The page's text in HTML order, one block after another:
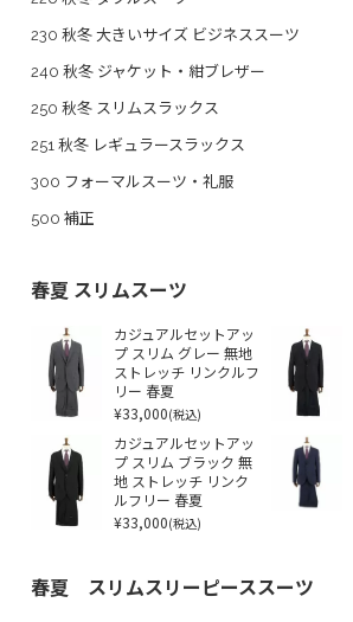
230 秋冬 大きいサイズ ビジネススーツ
240 秋冬 ジャケット・紺ブレザー
250 秋冬 スリムスラックス
251 秋冬 レギュラースラックス
300 フォーマルスーツ・礼服
500 補正
春夏 スリムスーツ
カジュアルセットアッ
プ スリム グレー 無地
ストレッチ リンクルフ
リー 春夏
¥33,000(税込)
カジュアルセットアッ
プ スリム ブラック 無
地 ストレッチ リンク
ルフリー 春夏
¥33,000(税込)
春夏 スリムスリーピーススーツ